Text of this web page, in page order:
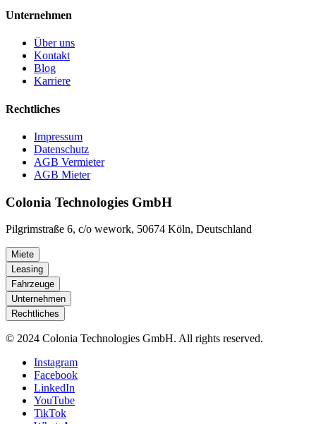
Unternehmen
Über uns
Kontakt
Blog
Karriere
Rechtliches
Impressum
Datenschutz
AGB Vermieter
AGB Mieter
Colonia Technologies GmbH
Pilgrimstraße 6, c/o wework, 50674 Köln, Deutschland
Miete
Leasing
Fahrzeuge
Unternehmen
Rechtliches
© 2024 Colonia Technologies GmbH. All rights reserved.
Instagram
Facebook
LinkedIn
YouTube
TikTok